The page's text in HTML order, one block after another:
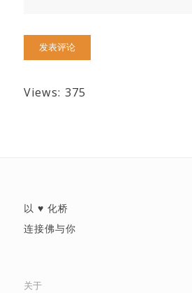
Views: 375
以 ♥ 化桥
连接佛与你
关于